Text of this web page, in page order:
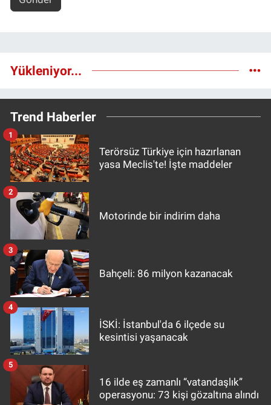
Yükleniyor...
Trend Haberler
Terörsüz Türkiye için hazırlanan
yasa Meclis'te! İşte maddeler
1
Motorinde bir indirim daha
2
Bahçeli: 86 milyon kazanacak
3
İSKİ: İstanbul'da 6 ilçede su
kesintisi yaşanacak
4
16 ilde eş zamanlı “vatandaşlık”
operasyonu: 73 kişi gözaltına alındı
5